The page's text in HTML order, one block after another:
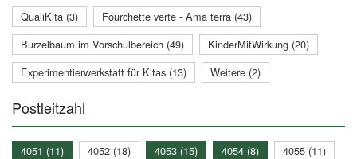
QualiKita (3)
Fourchette verte - Ama terra (43)
Burzelbaum im Vorschulbereich (49)
KinderMitWirkung (20)
Experimentierwerkstatt für Kitas (13)
Weitere (2)
Postleitzahl
4051 (11) 4052 (18) 4053 (15) 4054 (8)
4055 (11)